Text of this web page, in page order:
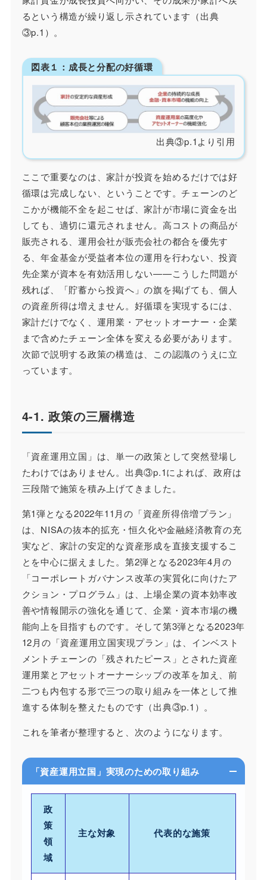
るという構造が繰り返し示されています（出典
③p.1）。
図表１：成長と分配の好循環
出典③p.1より引用
ここで重要なのは、家計が投資を始めるだけでは好
循環は完成しない、ということです。チェーンのど
こかが機能不全を起こせば、家計が市場に資金を出
しても、適切に還元されません。高コストの商品が
販売される、運用会社が販売会社の都合を優先す
る、年金基金が受益者本位の運用を行わない、投資
先企業が資本を有効活用しない——こうした問題が
残れば、「貯蓄から投資へ」の旗を掲げても、個人
の資産所得は増えません。好循環を実現するには、
家計だけでなく、運用業・アセットオーナー・企業
まで含めたチェーン全体を変える必要があります。
次節で説明する政策の構造は、この認識のうえに立
っています。
4-1. 政策の三層構造
「資産運用立国」は、単一の政策として突然登場し
たわけではありません。出典③p.1によれば、政府は
三段階で施策を積み上げてきました。
第1弾となる2022年11月の「資産所得倍増プラン」
は、NISAの抜本的拡充・恒久化や金融経済教育の充
実など、家計の安定的な資産形成を直接支援するこ
とを中心に据えました。第2弾となる2023年4月の
「コーポレートガバナンス改革の実質化に向けたア
クション・プログラム」は、上場企業の資本効率改
善や情報開示の強化を通じて、企業・資本市場の機
能向上を目指すものです。そして第3弾となる2023年
12月の「資産運用立国実現プラン」は、インベスト
メントチェーンの「残されたピース」とされた資産
運用業とアセットオーナーシップの改革を加え、前
二つも内包する形で三つの取り組みを一体として推
進する体制を整えたものです（出典③p.1）。
これを筆者が整理すると、次のようになります。
「資産運用立国」実現のための取り組み
政
策
領
域
主な対象 代表的な施策